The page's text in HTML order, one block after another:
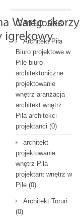
Categories
Architekt Piła
Biuro projektowe w
Pile biuro
architektoniczne
projektowanie
wnętrz aranżacja
architekt wnętrz
Piła architekci
projektanci (0)
architekt
projektowanie
wnętrz Piła
projektant wnętrz w
Pile (0)
Architekt Toruń
(0)